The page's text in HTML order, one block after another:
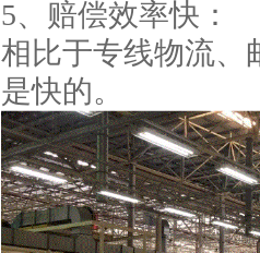
5、赔偿效率快：
相比于专线物流、
是快的。